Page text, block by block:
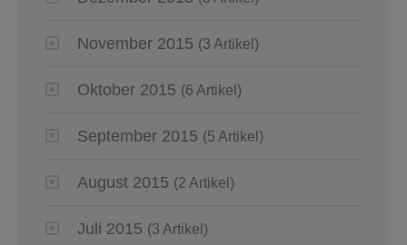
November 2015 (3 Artikel)
Oktober 2015 (6 Artikel)
September 2015 (5 Artikel)
August 2015 (2 Artikel)
Juli 2015 (3 Artikel)